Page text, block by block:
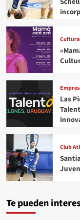
Las
Club
Te pueden